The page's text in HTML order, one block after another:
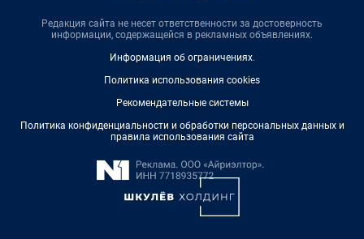
Редакция сайта не несет ответственности за достоверность
информации, содержащейся в рекламных объявлениях.
Информация об ограничениях.
Политика использования cookies
Рекомендательные системы
Политика конфиденциальности и обработки персональных данных и
правила использования сайта